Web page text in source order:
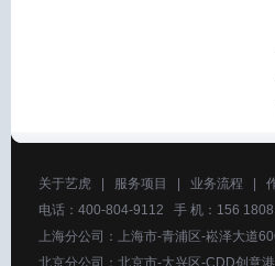
关于艺虎 服务项目 业务流程
电话：400-804-9112 手 机：156
上海分公司：上海市-青浦区-崧泽大道
北京分公司：北京市-大兴区-CDD创意